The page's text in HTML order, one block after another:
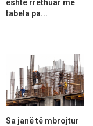
është rrethuar me
tabela pa...
Sa janë të mbrojtur